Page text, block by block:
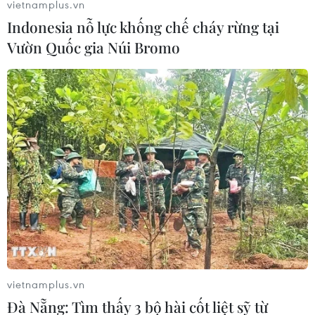
Yêu cầu kết thúc phát sóng truyền hình
truyền dẫn mặt đất trước 31/12
15/03/2018 22:00
Thủ tướng Chính phủ vừa quyết định sửa đổi, bổ sung
một số điều của Quyết định 2451/QĐ-TTg ngày
27/12/2011 phê duyệt Đề án số hóa truyền dẫn, phát
sóng truyền hình mặt đất đến năm 2020.
vietnamplus.vn
Indonesia nỗ lực khống chế cháy rừng tại
Vườn Quốc gia Núi Bromo
vietnamplus.vn
Đà Nẵng: Tìm thấy 3 bộ hài cốt liệt sỹ từ